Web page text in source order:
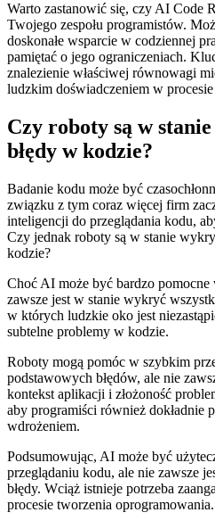
Warto⁢ zastanowić się, czy ⁣AI Code
⁣Twojego zespołu programistów.
doskonałe wsparcie w codziennej
pamiętać o ‌jego ograniczeniach.
‍znalezienie ⁢właściwej ‌równowagi
ludzkim doświadczeniem w
Czy roboty są w‌
błędy w kodzie?
Badanie kodu może być
związku z ‌tym coraz więcej firm
inteligencji do przeglądania kodu,
Czy jednak roboty są w ‌stanie
kodzie?
Choć ⁢AI może‌ być ⁢bardzo
zawsze jest w stanie⁤ wykryć
w których ludzkie oko​ jest
subtelne problemy w kodzie.
Roboty mogą pomóc w szybkim
podstawowych ⁤błędów, ale nie
kontekst ‌aplikacji i⁣ złożoność
aby programiści również dokładnie
wdrożeniem.
Podsumowując, AI może być
przeglądaniu⁤ kodu,⁢ ale nie zawsze
błędy. Wciąż istnieje potrzeba
procesie tworzenia oprogramowania.